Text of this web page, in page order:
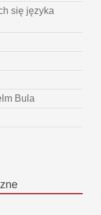
się języka
Bula